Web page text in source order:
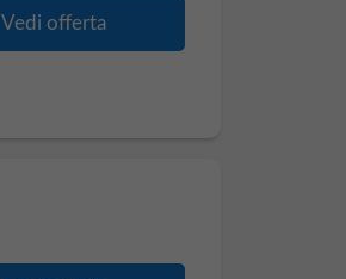
Vedi offerta